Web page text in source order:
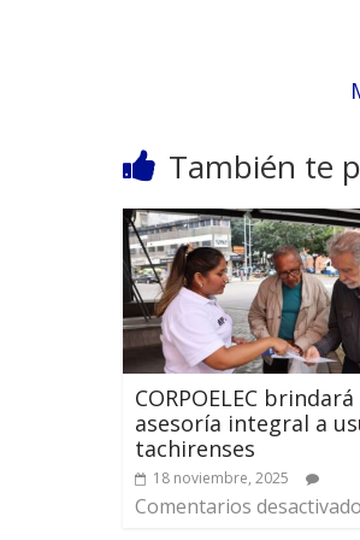
También te
CORPOELEC brindará
asesoría integral a
tachirenses
18 noviembre, 2025
Comentarios